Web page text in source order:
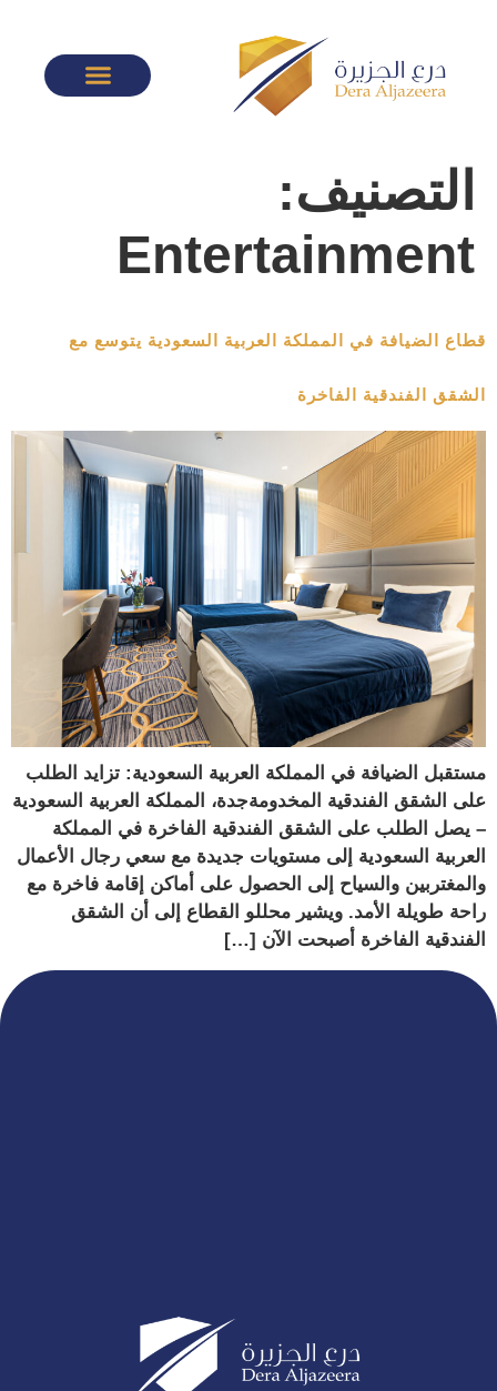
التصنيف:
Entertainment
قطاع الضيافة في المملكة العربية السعودية يتوسع مع
الشقق الفندقية الفاخرة
مستقبل الضيافة في المملكة العربية السعودية: تزايد الطلب
على الشقق الفندقية المخدومةجدة، المملكة العربية السعودية
– يصل الطلب على الشقق الفندقية الفاخرة في المملكة
العربية السعودية إلى مستويات جديدة مع سعي رجال الأعمال
والمغتربين والسياح إلى الحصول على أماكن إقامة فاخرة مع
راحة طويلة الأمد. ويشير محللو القطاع إلى أن الشقق
الفندقية الفاخرة أصبحت الآن […]